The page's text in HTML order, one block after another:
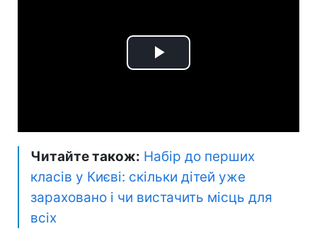
Play
Читайте також: Набір до перших
класів у Києві: скільки дітей уже
зараховано і чи вистачить місць для
всіх